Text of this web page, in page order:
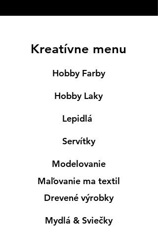
Kreatívne menu
Hobby Farby
Hobby Laky
Lepidlá
Servítky
Modelovanie
Maľovanie ma textil
Drevené výrobky
Mydlá & Sviečky